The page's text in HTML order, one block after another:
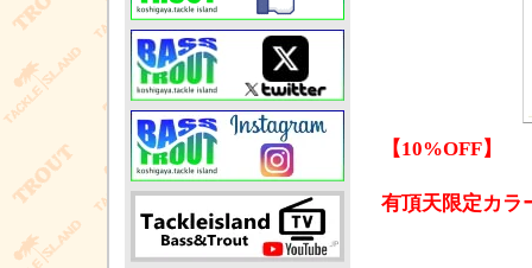
【10%OFF】
有頂天限定カラ